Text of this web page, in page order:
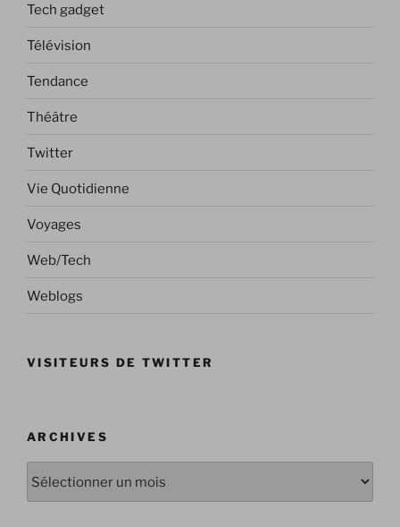
Tech gadget
Télévision
Tendance
Théâtre
Twitter
Vie Quotidienne
Voyages
Web/Tech
Weblogs
VISITEURS DE TWITTER
ARCHIVES